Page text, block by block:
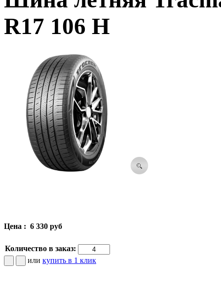
R17 106 H
Цена : 6 330 руб
Количество в заказ:
или купить в 1 клик